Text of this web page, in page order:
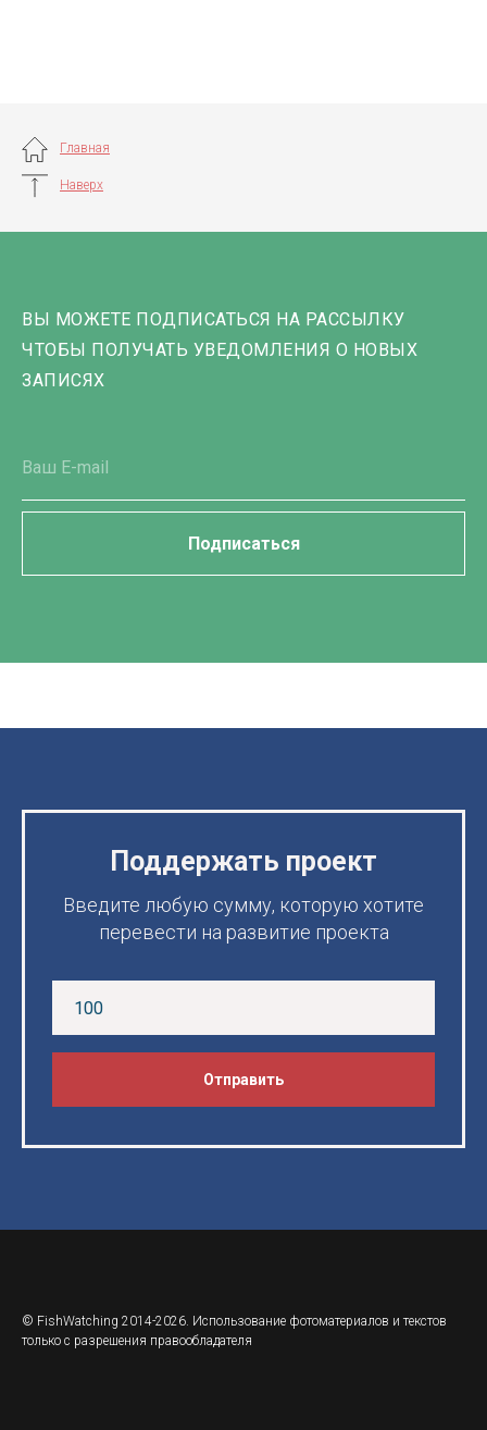
Главная
Наверх
ВЫ МОЖЕТЕ ПОДПИСАТЬСЯ НА РАССЫЛКУ
ЧТОБЫ ПОЛУЧАТЬ УВЕДОМЛЕНИЯ О НОВЫХ
ЗАПИСЯХ
Подписаться
Поддержать проект
Введите любую сумму, которую хотите
перевести на развитие проекта
Отправить
© FishWatching 2014-2026. Использование фотоматериалов и текстов
только с разрешения правообладателя